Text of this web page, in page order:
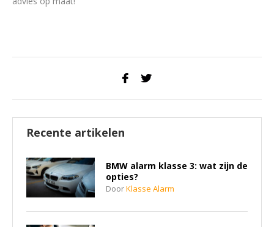
Recente artikelen
BMW alarm klasse 3: wat zijn de
opties?
DoorKlasse Alarm